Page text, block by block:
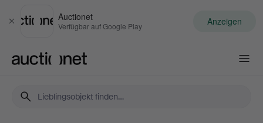
Schließen
Auctionet
Verfügbar auf Google Play Anzeigen